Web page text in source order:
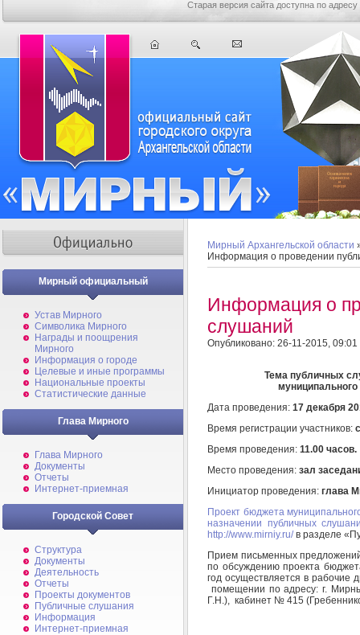
Старая версия сайта доступна по адресу
Мирный официальный
Устав Мирного
Символика Мирного
Награды и поощрения
Мирного
Информация о городе
Целевые и иные программы
Национальные проекты
Статистические данные
Глава Мирного
Глава Мирного
Документы
Отчеты
Интернет-приемная
Городской Совет
Структура
Документы
Деятельность
Отчеты
Проекты документов
Публичные слушания
Информация
Интернет-приемная
Мирный Архангельской области
Информация о проведении
Информация о
слушаний
Опубликовано: 26-11-2015, 09:01
Тема публичных
Дата проведения: 17 декабря
Время регистрации участников:
Время проведения: 11.00 часов.
Место проведения: зал
Инициатор проведения: глава
Проект бюджета
назначении публичных
http://www.mirniy.ru/в разделе
Прием письменных
по обсуждению проекта
год осуществляется в
помещении по адресу: г.
Г.Н.), кабинет № 415